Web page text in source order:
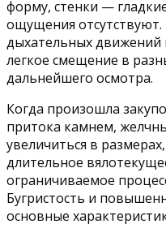
форму, стенки —
ощущения
дыхательных движений
легкое смещение в
дальнейшего осмотра.
Когда произошла
притока камнем,
увеличиться в
длительное
ограничиваемое
Бугристость и
основные